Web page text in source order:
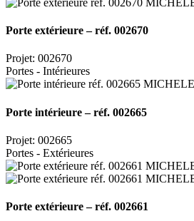
Porte extérieure – réf. 002670
Projet: 002670
Portes - Intérieures
Porte intérieure – réf. 002665
Projet: 002665
Portes - Extérieures
Porte extérieure – réf. 002661